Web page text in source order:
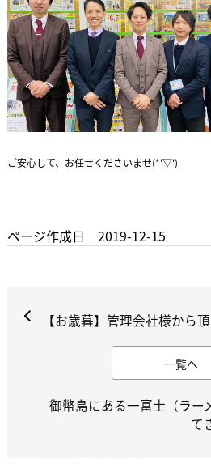
ご安心して、お任せくださいませ(*'▽')
ページ作成日 2019-12-15
【お歳暮】管理会社様から
一覧へ
御幣島にある一富士（ラー
て